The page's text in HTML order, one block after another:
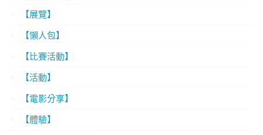
【展覽】
【懶人包】
【比賽活動】
【活動】
【電影分享】
【體驗】